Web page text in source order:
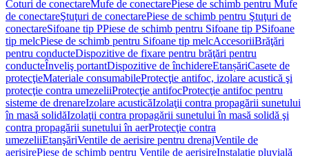
Coturi de conectareMufe de conectarePiese de schimb pentru Mufe
de conectareŞtuţuri de conectarePiese de schimb pentru Ştuţuri de
conectareSifoane tip PPiese de schimb pentru Sifoane tip PSifoane
tip melcPiese de schimb pentru Sifoane tip melcAccesoriiBrăţări
pentru conducteDispozitive de fixare pentru brăţări pentru
conducteÎnveliş portantDispozitive de închidereEtanșăriCasete de
protecţieMateriale consumabileProtecţie antifoc, izolare acustică şi
protecţie contra umezeliiProtecţie antifocProtecţie antifoc pentru
sisteme de drenareIzolare acusticăIzolaţii contra propagării sunetului
în masă solidăIzolaţii contra propagării sunetului în masă solidă şi
contra propagării sunetului în aerProtecţie contra
umezeliiEtanşăriVentile de aerisire pentru drenajVentile de
aerisirePiese de schimb pentru Ventile de aerisireInstalaţie pluvială